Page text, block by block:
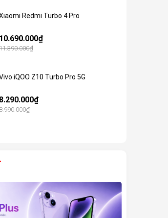
Redmi Turbo 4 Pro
10.690.000₫
iQOO Z10 Turbo Pro 5G
8.290.000₫